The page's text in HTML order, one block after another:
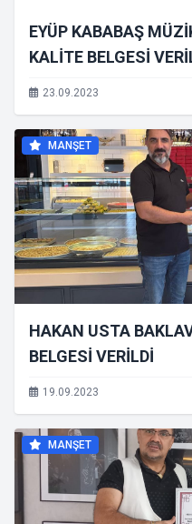
EYÜP KABABAŞ
KALİTE BELGESİ
23.09.2023
MANŞET
HAKAN USTA
BELGESİ VERİLDİ
19.09.2023
MANŞET